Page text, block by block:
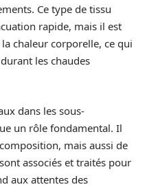
Ce type de tissu
rapide, mais il est
chaleur corporelle, ce qui
les chaudes
dans les sous-
un rôle fondamental. Il
mais aussi de
associés et traités pour
aux attentes des